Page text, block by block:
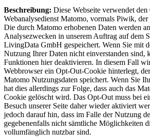
Beschreibung: Diese Webseite verwendet den
Webanalysedienst Matomo, vormals Piwik,
Die durch Matomo erhobenen Daten werden
Analysezwecken in unserem Auftrag auf dem
LivingData GmbH gespeichert. Wenn Sie mit
Nutzung Ihrer Daten nicht einverstanden sind,
Funktionen hier deaktivieren. In diesem Fall
Webbrowser ein Opt-Out-Cookie hinterlegt,
Matomo Nutzungsdaten speichert. Wenn Sie
hat dies allerdings zur Folge, dass auch das
Cookie gelöscht wird. Das Opt-Out muss bei
Besuch unserer Seite daher wieder aktiviert
jedoch darauf hin, dass im Falle der Nutzung
gegebenenfalls nicht sämtliche Möglichkeiten
vollumfänglich nutzbar sind.